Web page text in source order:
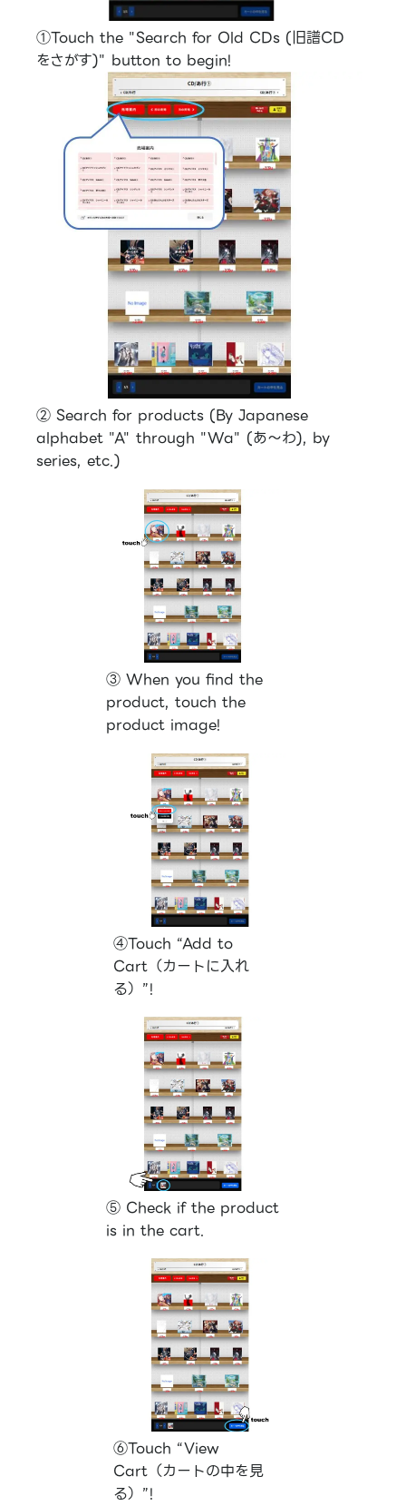
①Touch the "Search for Old CDs (旧譜CD
をさがす)" button to begin!
② Search for products (By Japanese
alphabet "A" through "Wa" (あ～わ), by
series, etc.)
③ When you find the
product, touch the
product image!
④Touch “Add to
Cart（カートに入れ
る）”!
⑤ Check if the product
is in the cart.
⑥Touch “View
Cart（カートの中を見
る）”!